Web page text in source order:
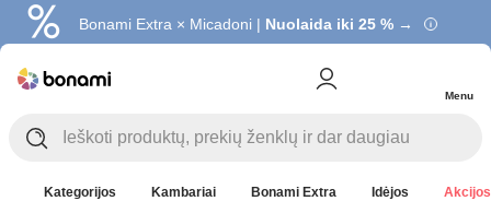
Bonami Extra × Micadoni | Nuolaida iki 25 % →
Menu
Kategorijos Kambariai Bonami Extra Idėjos